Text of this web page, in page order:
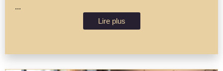
...
Lire plus